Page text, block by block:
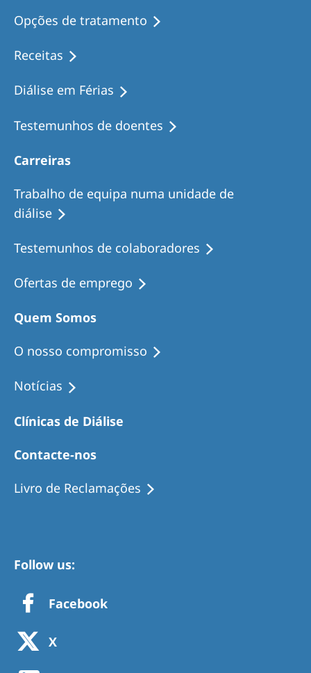
Opções de tratamento
Receitas
Diálise em Férias
Testemunhos de doentes
Carreiras
Trabalho de equipa numa unidade de
diálise
Testemunhos de colaboradores
Ofertas de emprego
Quem Somos
O nosso compromisso
Notícias
Clínicas de Diálise
Contacte-nos
Livro de Reclamações
Follow us:
Facebook
X